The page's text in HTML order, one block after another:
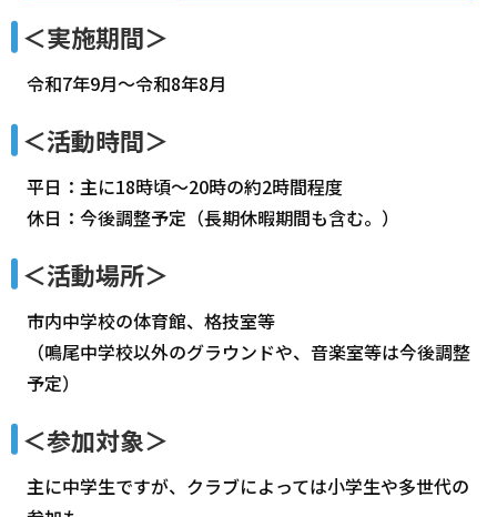
＜実施期間＞
令和7年9月～令和8年8月
＜活動時間＞
平日：主に18時頃～20時の約2時間程度
休日：今後調整予定（長期休暇期間も含む。）
＜活動場所＞
市内中学校の体育館、格技室等
（鳴尾中学校以外のグラウンドや、音楽室等は今後調整
予定）
＜参加対象＞
主に中学生ですが、クラブによっては小学生や多世代の